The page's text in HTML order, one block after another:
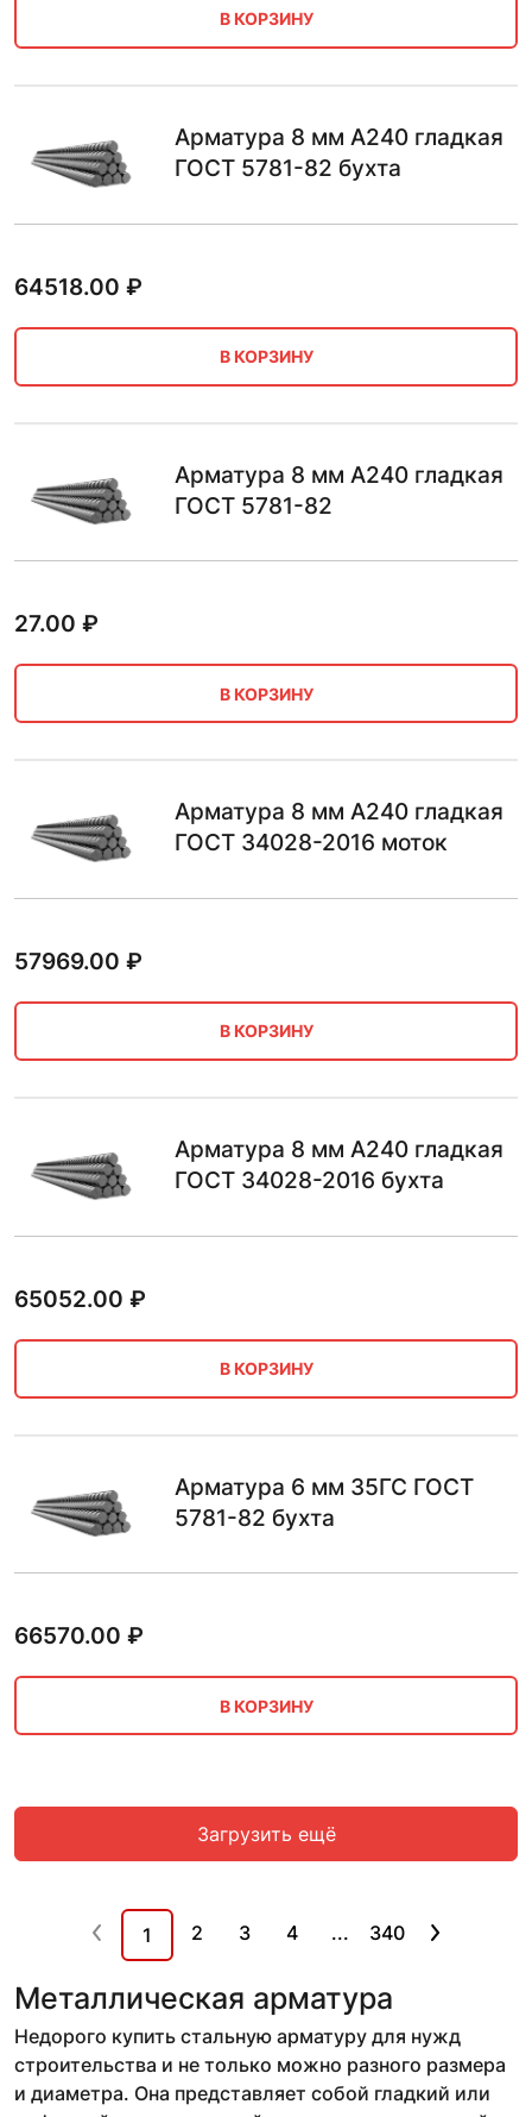
В КОРЗИНУ
Арматура 8 мм А240 гладкая
ГОСТ 5781-82 бухта
64518.00 ₽
В КОРЗИНУ
Арматура 8 мм А240 гладкая
ГОСТ 5781-82
27.00 ₽
В КОРЗИНУ
Арматура 8 мм А240 гладкая
ГОСТ 34028-2016 моток
57969.00 ₽
В КОРЗИНУ
Арматура 8 мм А240 гладкая
ГОСТ 34028-2016 бухта
65052.00 ₽
В КОРЗИНУ
Арматура 6 мм 35ГС ГОСТ
5781-82 бухта
66570.00 ₽
В КОРЗИНУ
Загрузить ещё
1 2 3 4 ... 340
Металлическая арматура
Недорого купить стальную арматуру для нужд
строительства и не только можно разного размера
и диаметра. Она представляет собой гладкий или